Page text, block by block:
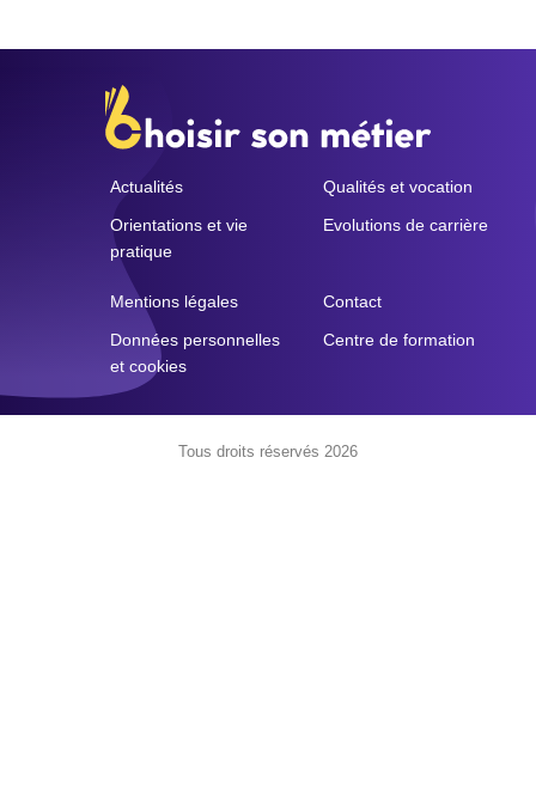
Actualités
Orientations et vie
pratique
Qualités et vocation
Evolutions de carrière
Mentions légales
Données personnelles
et cookies
Contact
Centre de formation
Tous droits réservés 2026